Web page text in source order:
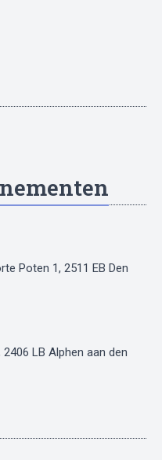
Poten 1, 2511 EB Den
LB Alphen aan den